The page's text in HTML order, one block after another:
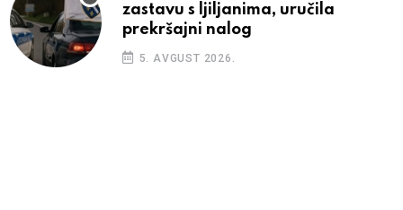
zastavu s ljiljanima, uručila
prekršajni nalog
5. AVGUST 2026.